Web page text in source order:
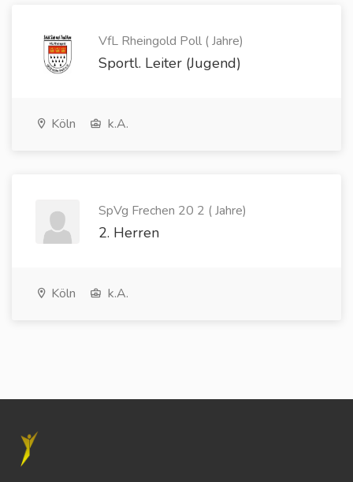
VfL Rheingold Poll ( Jahre)
Sportl. Leiter (Jugend)
Köln k.A.
SpVg Frechen 20 2 ( Jahre)
2. Herren
Köln k.A.